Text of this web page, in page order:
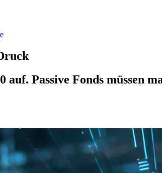
auf. Passive Fonds müssen